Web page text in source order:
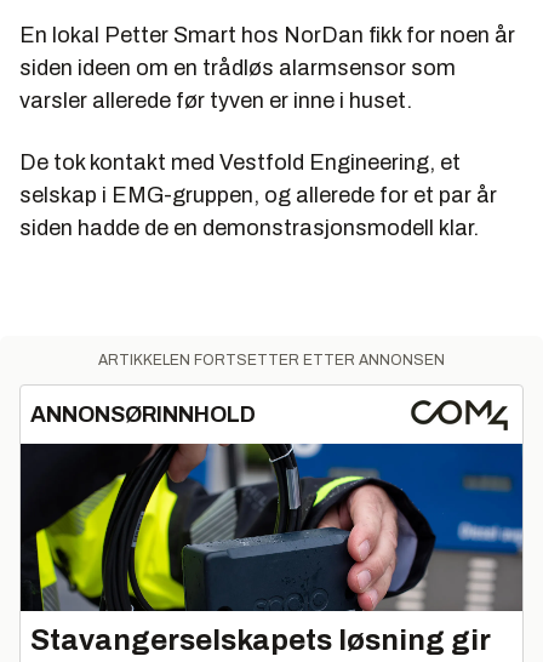
En lokal Petter Smart hos NorDan fikk for noen år
siden ideen om en trådløs alarmsensor som
varsler allerede før tyven er inne i huset.
De tok kontakt med Vestfold Engineering, et
selskap i EMG-gruppen, og allerede for et par år
siden hadde de en demonstrasjonsmodell klar.
ARTIKKELEN FORTSETTER ETTER ANNONSEN
ANNONSØRINNHOLD
Stavangerselskapets løsning gir